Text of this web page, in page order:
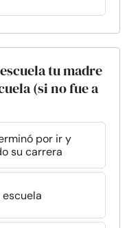
tu madre
(si no fue a
por ir y
su carrera